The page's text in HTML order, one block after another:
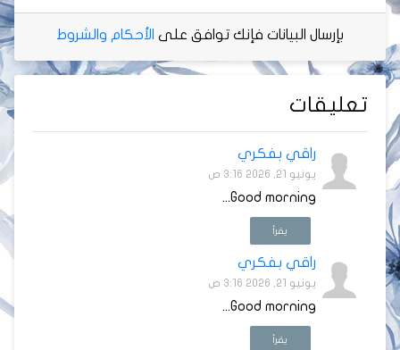
بإرسال البيانات فإنك توافق على الأحكام والشروط
تعليقات
راقي بفكري
يونيو 21, 2026 3:16 ص
Good morning...
يقرأ
راقي بفكري
يونيو 21, 2026 3:16 ص
Good morning...
يقرأ